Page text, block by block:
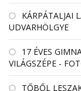
KÁRPÁTALJAI
UDVARHÖLGYE
17 ÉVES
VILÁGSZÉPE -
TŐBŐL